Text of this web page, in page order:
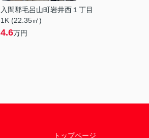
入間郡毛呂山町岩井西１丁目
1K (22.35㎡)
4.6万円
トップページ